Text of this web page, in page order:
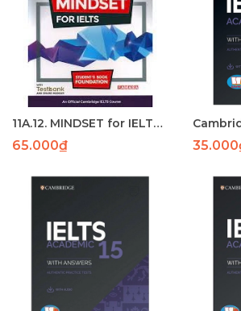
11A.12. MINDSET for IELTS Foundation SB (136p) - phun
65.000₫